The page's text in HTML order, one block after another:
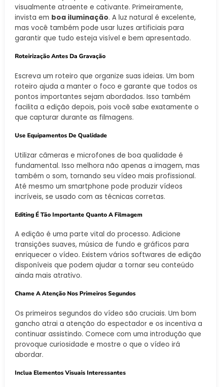
visualmente atraente e cativante. Primeiramente,
invista em boa iluminação. A luz natural é excelente,
mas você também pode usar luzes artificiais para
garantir que tudo esteja visível e bem apresentado.
Roteirização Antes Da Gravação
Escreva um roteiro que organize suas ideias. Um bom
roteiro ajuda a manter o foco e garante que todos os
pontos importantes sejam abordados. Isso também
facilita a edição depois, pois você sabe exatamente o
que capturar durante as filmagens.
Use Equipamentos De Qualidade
Utilizar câmeras e microfones de boa qualidade é
fundamental. Isso melhora não apenas a imagem, mas
também o som, tornando seu vídeo mais profissional.
Até mesmo um smartphone pode produzir vídeos
incríveis, se usado com as técnicas corretas.
Editing É Tão Importante Quanto A Filmagem
A edição é uma parte vital do processo. Adicione
transições suaves, música de fundo e gráficos para
enriquecer o vídeo. Existem vários softwares de edição
disponíveis que podem ajudar a tornar seu conteúdo
ainda mais atrativo.
Chame A Atenção Nos Primeiros Segundos
Os primeiros segundos do vídeo são cruciais. Um bom
gancho atrai a atenção do espectador e os incentiva a
continuar assistindo. Comece com uma introdução que
provoque curiosidade e mostre o que o vídeo irá
abordar.
Inclua Elementos Visuais Interessantes